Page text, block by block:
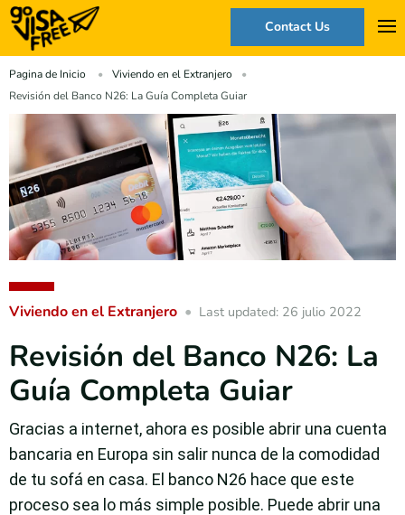
Contact Us
Pagina de Inicio
Viviendo en el Extranjero
Revisión del Banco N26: La Guía Completa Guiar
Viviendo en el Extranjero Last updated: 26 julio 2022
Revisión del Banco N26: La
Guía Completa Guiar
Gracias a internet, ahora es posible abrir una cuenta
bancaria en Europa sin salir nunca de la comodidad
de tu sofá en casa. El banco N26 hace que este
proceso sea lo más simple posible. Puede abrir una